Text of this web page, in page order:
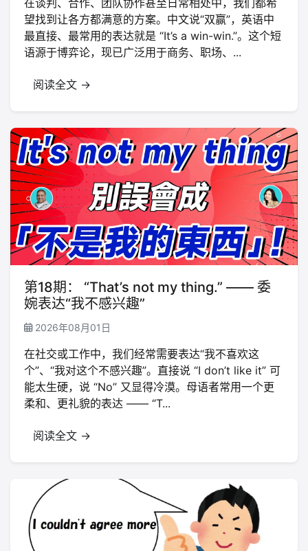
在谈判、合作、团队协作甚至日常相处中，我们都希
望找到让各方都满意的方案。中文说“双赢”，英语中
最直接、最常用的表达就是 “It’s a win-win.”。这个短
语源于博弈论，现已广泛用于商务、职场、...
阅读全文 →
第18期： “That’s not my thing.” —— 委
婉表达“我不感兴趣”
2026年08月01日
在社交或工作中，我们经常需要表达“我不喜欢这
个”、“我对这个不感兴趣”。直接说 “I don’t like it” 可
能太生硬，说 “No” 又显得冷漠。母语者常用一个更
柔和、更礼貌的表达 —— “T...
阅读全文 →